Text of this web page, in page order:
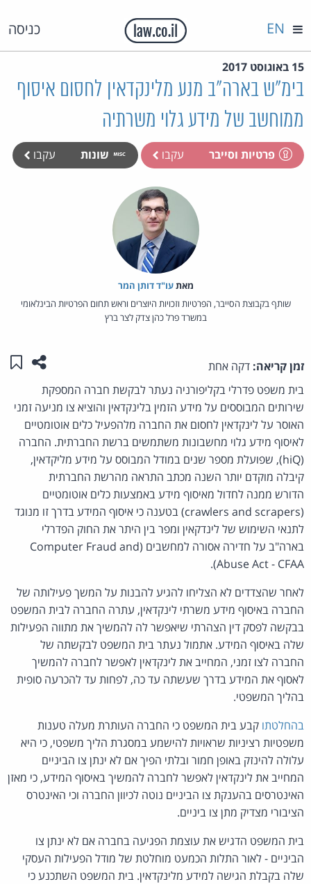
כניסה EN
15 באוגוסט 2017
בימ"ש בארה"ב מנע מלינקדאין לחסום איסוף
ממוחשב של מידע גלוי משרתיה
פרטיות וסייבר עקבו שונות עקבו
מאת‏עו"ד דותן המר
שותף בקבוצת הסייבר, הפרטיות וזכויות היוצרים וראש תחום הפרטיות הבינלאומי
במשרד פרל כהן צדק לצר ברץ
זמן קריאה: דקה אחת שתפו
בית משפט פדרלי בקליפורניה נעתר לבקשת חברה המספקת
שירותים המבוססים על מידע הזמין בלינקדאין והוציא צו מניעה זמני
האוסר על לינקדאין לחסום את החברה מלהפעיל כלים אוטומטיים
לאיסוף מידע גלוי מחשבונות משתמשים ברשת החברתית. החברה
(hiQ), שפועלת מספר שנים במודל המבוסס על מידע מליקדאין,
קיבלה מוקדם יותר השנה מכתב התראה מהרשת החברתית
הדורש ממנה לחדול מאיסוף מידע באמצעות כלים אוטומטיים
(crawlers and scrapers) בטענה כי איסוף המידע בדרך זו מנוגד
לתנאי השימוש של לינדקאין ומפר בין היתר את החוק הפדרלי
בארה"ב על חדירה אסורה למחשבים (Computer Fraud and
Abuse Act - CFAA).
לאחר שהצדדים לא הצליחו להגיע להבנות על המשך פעילותה של
החברה באיסוף מידע משרתי לינקדאין, עתרה החברה לבית המשפט
בבקשה לפסק דין הצהרתי שיאפשר לה להמשיך את מתווה הפעילות
שלה באיסוף המידע. אתמול נעתר בית המשפט לבקשתה של
החברה לצו זמני, המחייב את לינקדאין לאפשר לחברה להמשיך
לאסוף את המידע בדרך שעשתה עד כה, לפחות עד להכרעה סופית
בהליך המשפטי.
בהחלטתו קבע בית המשפט כי החברה העותרת מעלה טענות
משפטיות רציניות שראויות להישמע במסגרת הליך משפטי, כי היא
עלולה להינזק באופן חמור ובלתי הפיך אם לא ינתן צו הביניים
המחייב את לינקדאין לאפשר לחברה להמשיך באיסוף המידע, כי מאזן
האינטרסים בהענקת צו הביניים נוטה לכיוון החברה וכי האינטרס
הציבורי מצדיק מתן צו ביניים.
בית המשפט הדגיש את עוצמת הפגיעה בחברה אם לא ינתן צו
הביניים - לאור התלות הכמעט מוחלטת של מודל הפעילות העסקי
שלה בקבלת הגישה למידע מלינקדאין. בית המשפט השתכנע כי